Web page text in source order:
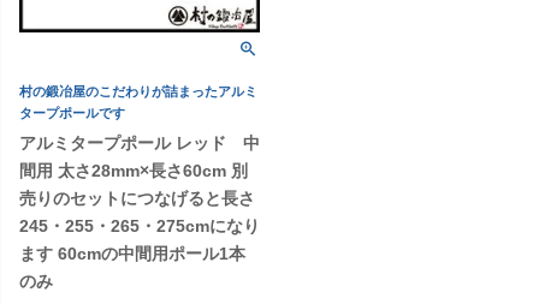
村の鍛冶屋のこだわりが詰まったアルミ
タープポールです
アルミタープポール レッド 中
間用 太さ28mm×長さ60cm 別
売りのセットにつなげると長さ
245・255・265・275cmになり
ます 60cmの中間用ポール1本
のみ